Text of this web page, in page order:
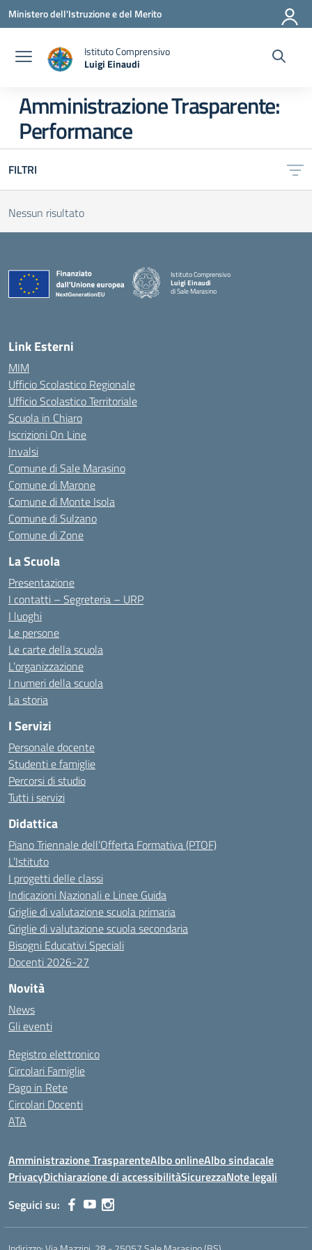
Vai ai contenuti
Vai al menu di navigazione
Vai al footer
Ministero dell'Istruzione e del Merito
Istituto Comprensivo
Luigi Einaudi
— Visita la pagina iniziale della scuola
Amministrazione Trasparente:
Performance
FILTRI
Nessun risultato
Istituto Comprensivo
Luigi Einaudi
di Sale Marasino
Link Esterni
MIM
Ufficio Scolastico Regionale
Ufficio Scolastico Territoriale
Scuola in Chiaro
Iscrizioni On Line
Invalsi
Comune di Sale Marasino
Comune di Marone
Comune di Monte Isola
Comune di Sulzano
Comune di Zone
La Scuola
Presentazione
I contatti – Segreteria – URP
I luoghi
Le persone
Le carte della scuola
L’organizzazione
I numeri della scuola
La storia
I Servizi
Personale docente
Studenti e famiglie
Percorsi di studio
Tutti i servizi
Didattica
Piano Triennale dell’Offerta Formativa (PTOF)
L’Istituto
I progetti delle classi
Indicazioni Nazionali e Linee Guida
Griglie di valutazione scuola primaria
Griglie di valutazione scuola secondaria
Bisogni Educativi Speciali
Docenti 2026-27
Novità
News
Gli eventi
Registro elettronico
Circolari Famiglie
Pago in Rete
Circolari Docenti
ATA
Amministrazione TrasparenteAlbo onlineAlbo sindacale
PrivacyDichiarazione di accessibilitàSicurezzaNote legali
Seguici su: